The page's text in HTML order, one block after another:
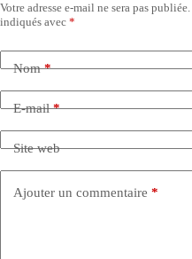
Votre adresse e-mail ne sera pas publiée.
indiqués avec *
Nom*
E-mail*
Site web
Ajouter un commentaire *